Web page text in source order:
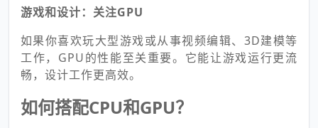
游戏和设计：关注GPU
如果你喜欢玩大型游戏或从事视频编辑、3D建模等
工作，GPU的性能至关重要。它能让游戏运行更流
畅，设计工作更高效。
如何搭配CPU和GPU？